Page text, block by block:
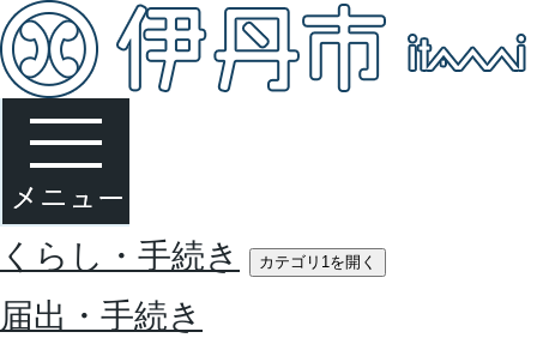
くらし・手続き カテゴリ1を開く
届出・手続き